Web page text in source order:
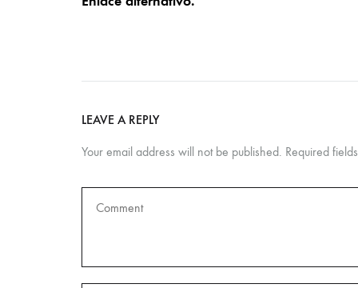
LEAVE A REPLY
Your email address will not be published. Required